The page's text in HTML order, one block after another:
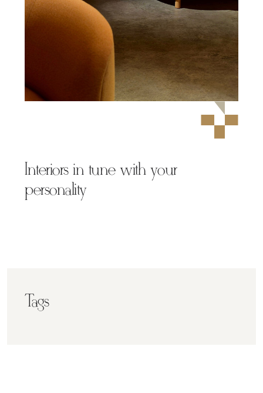
Interiors in tune with your
personality
Tags